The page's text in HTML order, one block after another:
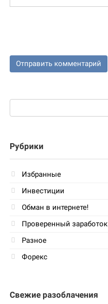
Поиск:
Рубрики
Избранные
Инвестиции
Обман в интернете!
Проверенный заработок
Разное
Форекс
Свежие разоблачения